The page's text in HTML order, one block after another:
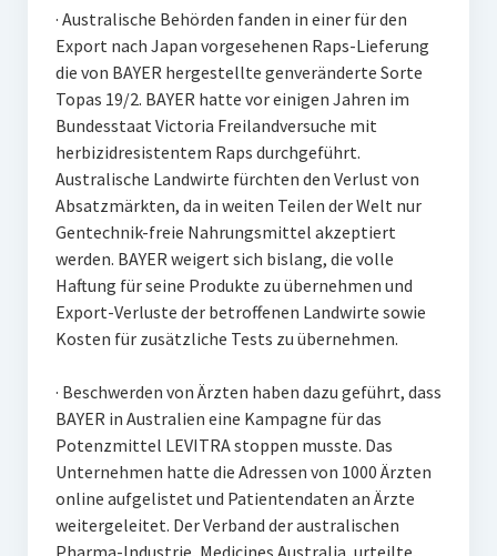
· Australische Behörden fanden in einer für den
Export nach Japan vorgesehenen Raps-Lieferung
die von BAYER hergestellte genveränderte Sorte
Topas 19/2. BAYER hatte vor einigen Jahren im
Bundesstaat Victoria Freilandversuche mit
herbizidresistentem Raps durchgeführt.
Australische Landwirte fürchten den Verlust von
Absatzmärkten, da in weiten Teilen der Welt nur
Gentechnik-freie Nahrungsmittel akzeptiert
werden. BAYER weigert sich bislang, die volle
Haftung für seine Produkte zu übernehmen und
Export-Verluste der betroffenen Landwirte sowie
Kosten für zusätzliche Tests zu übernehmen.
· Beschwerden von Ärzten haben dazu geführt, dass
BAYER in Australien eine Kampagne für das
Potenzmittel LEVITRA stoppen musste. Das
Unternehmen hatte die Adressen von 1000 Ärzten
online aufgelistet und Patientendaten an Ärzte
weitergeleitet. Der Verband der australischen
Pharma-Industrie, Medicines Australia, urteilte,